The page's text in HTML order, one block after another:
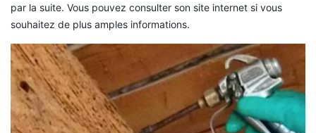
par la suite. Vous pouvez consulter son site internet si vous
souhaitez de plus amples informations.